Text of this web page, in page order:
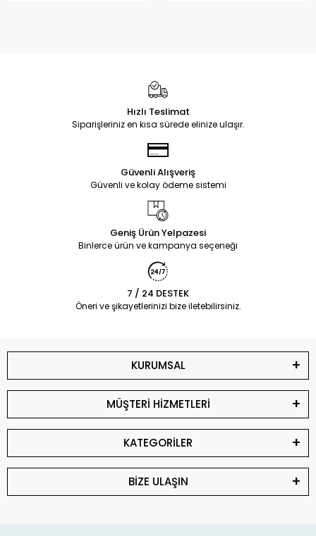
Hızlı Teslimat
Siparişleriniz en kısa sürede elinize ulaşır.
Güvenli Alışveriş
Güvenli ve kolay ödeme sistemi
Geniş Ürün Yelpazesi
Binlerce ürün ve kampanya seçeneği
7 / 24 DESTEK
Öneri ve şikayetlerinizi bize iletebilirsiniz.
KURUMSAL
MÜŞTERİ HİZMETLERİ
KATEGORİLER
BİZE ULAŞIN